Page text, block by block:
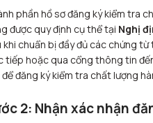
phần hồ sơ đăng ký kiểm tra
được quy định cụ thể tại Nghị
khi chuẩn bị đầy đủ các chứng
tiếp hoặc qua cổng thông tin
để đăng ký kiểm tra chất lượng
2: Nhận xác nhận